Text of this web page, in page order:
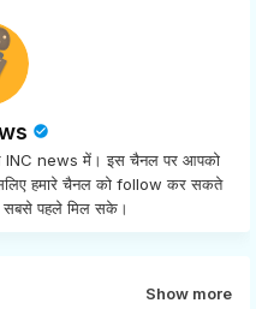
INC news में। इस चैनल पर आपको
हमारे चैनल को follow कर सकते
सबसे पहले मिल सके।
Show more